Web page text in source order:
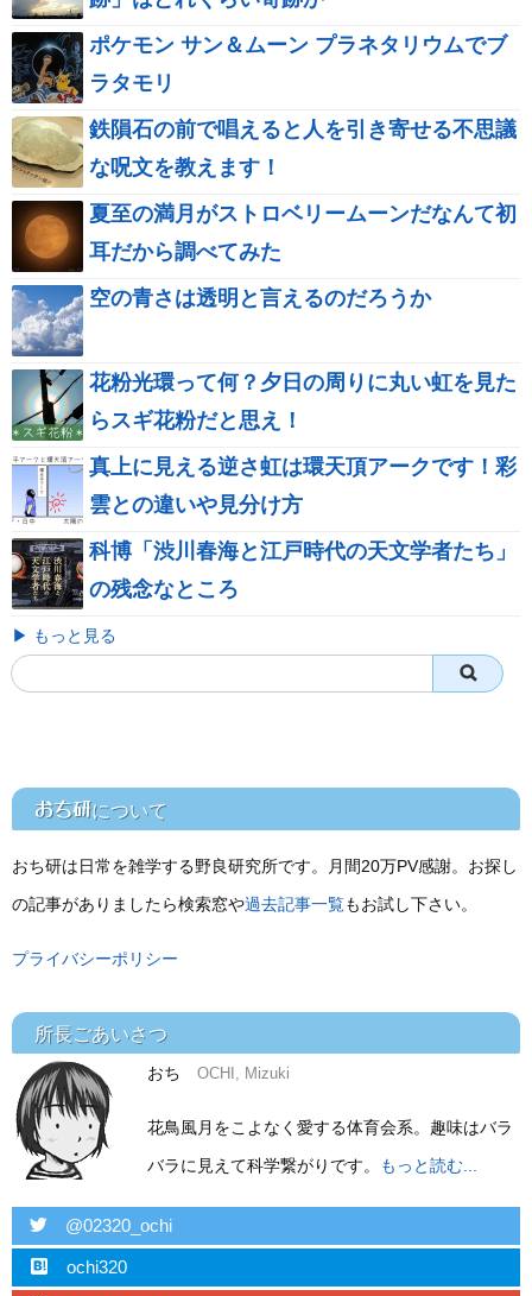
ポケモン サン＆ムーン プラネタリウムでブ
ラタモリ
鉄隕石の前で唱えると人を引き寄せる不思議
な呪文を教えます！
夏至の満月がストロベリームーンだなんて初
耳だから調べてみた
空の青さは透明と言えるのだろうか
花粉光環って何？夕日の周りに丸い虹を見た
らスギ花粉だと思え！
真上に見える逆さ虹は環天頂アークです！彩
雲との違いや見分け方
科博「渋川春海と江戸時代の天文学者たち」
の残念なところ
▶ もっと見る
おち研について
おち研は日常を雑学する野良研究所です。月間20万PV感謝。お探し
の記事がありましたら検索窓や過去記事一覧もお試し下さい。
プライバシーポリシー
所長ごあいさつ
おち OCHI, Mizuki
花鳥風月をこよなく愛する体育会系。趣味はバラ
バラに見えて科学繋がりです。
もっと読む...
twitter @02320_ochi
hatebu ochi320